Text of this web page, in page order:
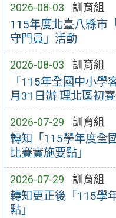
2026-08-03 訓育組
115年度北臺八縣市
守門員」活動
2026-08-03 訓育組
「115年全國中小學
月31日辦 理北區初
2026-07-29 訓育組
轉知「115學年度全
比賽實施要點」
2026-07-29 訓育組
轉知更正後「115學
點」